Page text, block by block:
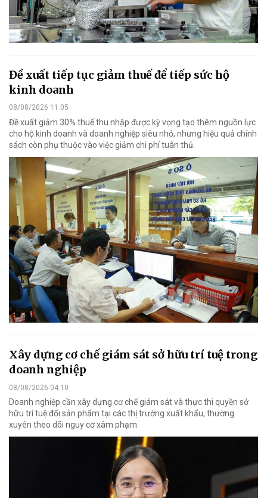
Đề xuất tiếp tục giảm thuế để tiếp sức hộ
kinh doanh
08/08/2026 11:05
Đề xuất giảm 30% thuế thu nhập được kỳ vọng tạo thêm nguồn lực
cho hộ kinh doanh và doanh nghiệp siêu nhỏ, nhưng hiệu quả chính
sách còn phụ thuộc vào việc giảm chi phí tuân thủ.
Xây dựng cơ chế giám sát sở hữu trí tuệ trong
doanh nghiệp
08/08/2026 04:10
Doanh nghiệp cần xây dựng cơ chế giám sát và thực thi quyền sở
hữu trí tuệ đối sản phẩm tại các thị trường xuất khẩu, thường
xuyên theo dõi nguy cơ xâm phạm.